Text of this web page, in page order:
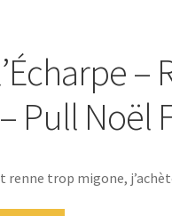
–
Pull Noël
renne trop migone,